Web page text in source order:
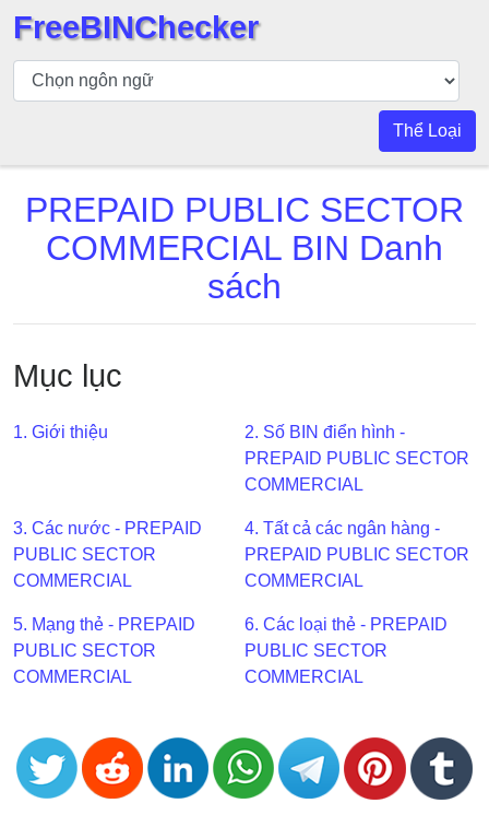
Kiểm
tra
BIN
BIN
Generator
BIN
BIN
CC
Generator
Banks
Credit
Validator
Credit
Card
FreeBINChecker
Thể Loại
PREPAID PUBLIC SECTOR
COMMERCIAL BIN Danh
sách
Mục lục
1. Giới thiệu
2. Số BIN điển hình -
PREPAID PUBLIC SECTOR
COMMERCIAL
3. Các nước - PREPAID
PUBLIC SECTOR
COMMERCIAL
4. Tất cả các ngân hàng -
PREPAID PUBLIC SECTOR
COMMERCIAL
5. Mạng thẻ - PREPAID
PUBLIC SECTOR
COMMERCIAL
6. Các loại thẻ - PREPAID
PUBLIC SECTOR
COMMERCIAL